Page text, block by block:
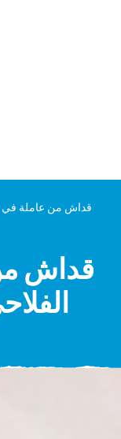
قداش من عاملة في
قداش